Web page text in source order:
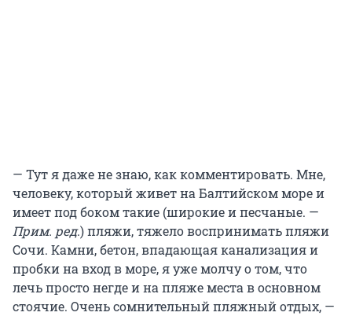
— Тут я даже не знаю, как комментировать. Мне,
человеку, который живет на Балтийском море и
имеет под боком такие (широкие и песчаные. —
Прим. ред.) пляжи, тяжело воспринимать пляжи
Сочи. Камни, бетон, впадающая канализация и
пробки на вход в море, я уже молчу о том, что
лечь просто негде и на пляже места в основном
стоячие. Очень сомнительный пляжный отдых, —